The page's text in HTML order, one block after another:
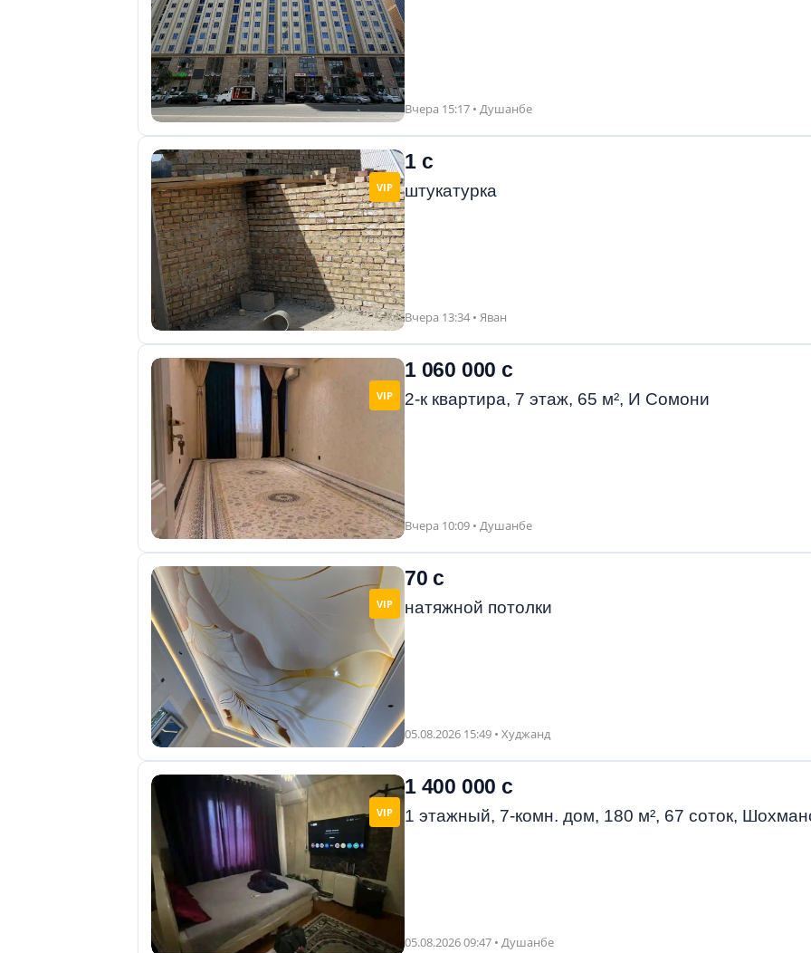
Вчера 15:17 • Душанбе
VIP
1 с
штукатурка
Вчера 13:34 • Яван
VIP
1 060 000 с
2-к квартира, 7 этаж, 65 м², И Сомони
Вчера 10:09 • Душанбе
VIP
70 с
натяжной потолки
05.08.2026 15:49 • Худжанд
VIP
1 400 000 с
1 этажный, 7-комн. дом, 180 м², 67 соток,
05.08.2026 09:47 • Душанбе